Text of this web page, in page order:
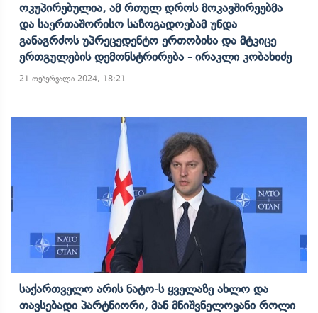
Ოკუპირებულია, Ამ Რთულ Დროს Მოკავშირეებმა
Და Საერთაშორისო Საზოგადოებამ Უნდა
Განაგრძოს Უპრეცედენტო Ერთობისა Და Მტკიცე
Ერთგულების Დემონსტრირება - Ირაკლი Კობახიძე
21 თებერვალი 2024, 18:21
Საქართველო Არის Ნატო-Ს Ყველაზე Ახლო Და
Თავსებადი Პარტნიორი, Მან Მნიშვნელოვანი Როლი